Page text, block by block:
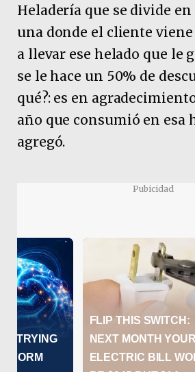
Heladería que se divide en
una donde el cliente
a llevar ese helado que le
se le hace un 50% de
qué?: es en
año que consumió en esa
agregó.
Pubicidad